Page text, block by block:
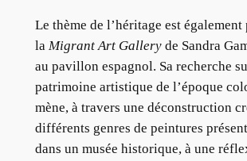
Le thème de l’héritage est également
la Migrant Art Galleryde Sandra
au pavillon espagnol. Sa recherche
patrimoine artistique de l’époque
mène, à travers une déconstruction
différents genres de peintures
dans un musée historique, à une